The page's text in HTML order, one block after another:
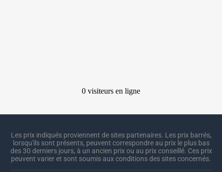
Les prix indiqués proviennent de sites partenaires. Les prix barrés,
lorsqu'ils sont présents, peuvent correspondre au prix le plus bas
des 30 derniers jours, à un ancien prix ou au prix conseillé. Ces prix
peuvent varier et sont soumis aux conditions des sites concernés.